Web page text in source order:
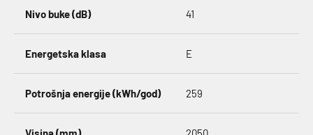
Nivo buke (dB) 41
Energetska klasa E
Potrošnja energije (kWh/god) 259